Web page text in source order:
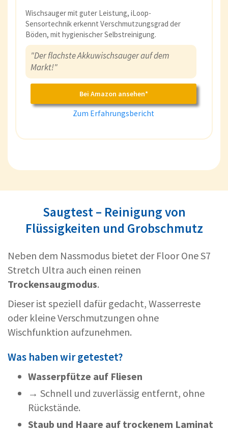
Wischsauger mit guter Leistung, iLoop-
Sensortechnik erkennt Verschmutzungsgrad der
Böden, mit hygienischer Selbstreinigung.
"Der flachste Akkuwischsauger auf dem
Markt!"
Bei Amazon ansehen*
Zum Erfahrungsbericht
Saugtest – Reinigung von
Flüssigkeiten und Grobschmutz
Neben dem Nassmodus bietet der Floor One S7
Stretch Ultra auch einen reinen
Trockensaugmodus.
Dieser ist speziell dafür gedacht, Wasserreste
oder kleine Verschmutzungen ohne
Wischfunktion aufzunehmen.
Was haben wir getestet?
Wasserpfütze auf Fliesen
→ Schnell und zuverlässig entfernt, ohne
Rückstände.
Staub und Haare auf trockenem Laminat